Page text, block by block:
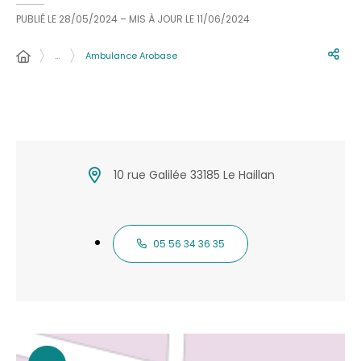
PUBLIÉ LE 28/05/2024 – MIS À JOUR LE11/06/2024
… Ambulance Arobase
10 rue Galilée 33185 Le Haillan
05 56 34 36 35